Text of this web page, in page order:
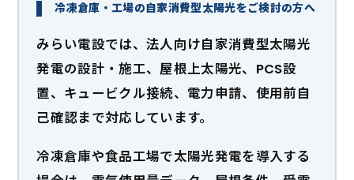
冷凍倉庫・工場の自家消費型太陽光をご検討の方へ
みらい電設では、法人向け自家消費型太陽光
発電の設計・施工、屋根上太陽光、PCS設
置、キュービクル接続、電力申請、使用前自
己確認まで対応しています。
冷凍倉庫や食品工場で太陽光発電を導入する